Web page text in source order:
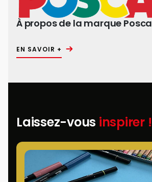
À propos de la marque Posca
EN SAVOIR +
Laissez-vous inspirer !